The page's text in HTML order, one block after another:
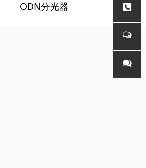
ODN分光器 光模块
询
技术支
持
联系电
话
微信客